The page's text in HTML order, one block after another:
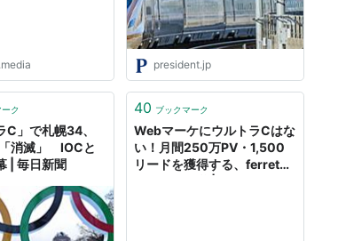
president.jp
ク
C」で札幌34、
消滅」 IOCと
| 毎日新聞
40 ブックマーク
WebマーケにウルトラCはな
い！月間250万PV・1,500
リードを獲得する、ferretの